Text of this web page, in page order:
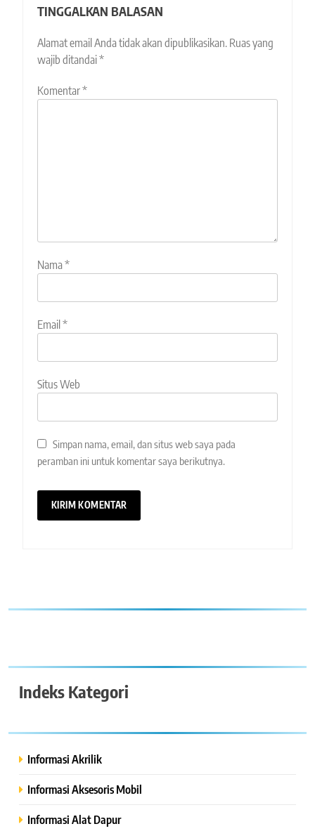
TINGGALKAN BALASAN
Alamat email Anda tidak akan dipublikasikan. Ruas yang
wajib ditandai*
Komentar*
Nama*
Email *
Situs Web
Simpan nama, email, dan situs web saya pada
peramban ini untuk komentar saya berikutnya.
Indeks Kategori
Informasi Akrilik
Informasi Aksesoris Mobil
Informasi Alat Dapur